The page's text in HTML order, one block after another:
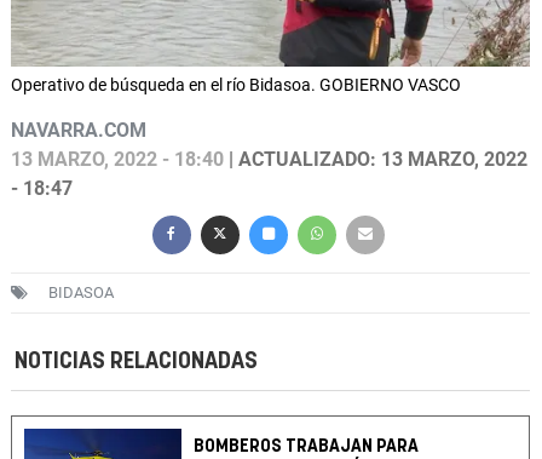
Operativo de búsqueda en el río Bidasoa. GOBIERNO VASCO
NAVARRA.COM
13 MARZO, 2022 - 18:40 | ACTUALIZADO: 13 MARZO, 2022
- 18:47
BIDASOA
NOTICIAS RELACIONADAS
BOMBEROS TRABAJAN PARA